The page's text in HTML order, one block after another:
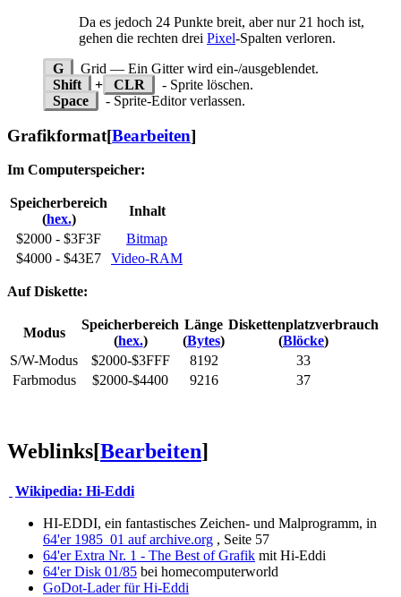
Da es jedoch 24 Punkte breit, aber nur 21 hoch ist,
gehen die rechten drei Pixel-Spalten verloren.
G
Grid — Ein Gitter wird ein-/ausgeblendet.
Shift
+ CLR
- Sprite löschen.
Space
- Sprite-Editor verlassen.
Grafikformat[Bearbeiten]
Im Computerspeicher:
Speicherbereich
(hex.)
Inhalt
$2000 - $3F3F
Bitmap
$4000 - $43E7
Video-RAM
Auf Diskette:
Modus
Speicherbereich
(hex.)
Länge
(Bytes)
Diskettenplatzverbrauch
(Blöcke)
S/W-Modus
$2000-$3FFF 8192
33
Farbmodus
$2000-$4400 9216 37
Weblinks[Bearbeiten]
Wikipedia: Hi-Eddi
HI-EDDI, ein fantastisches Zeichen- und Malprogramm, in
64'er 1985_01 auf archive.org , Seite 57
64'er Extra Nr. 1 - The Best of Grafik mit Hi-Eddi
64'er Disk 01/85 bei homecomputerworld
GoDot-Lader für Hi-Eddi